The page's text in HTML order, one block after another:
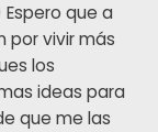
que a
por vivir más
los
ideas para
que me las